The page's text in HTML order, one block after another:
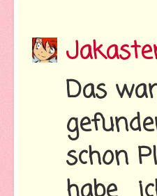
Das
schon